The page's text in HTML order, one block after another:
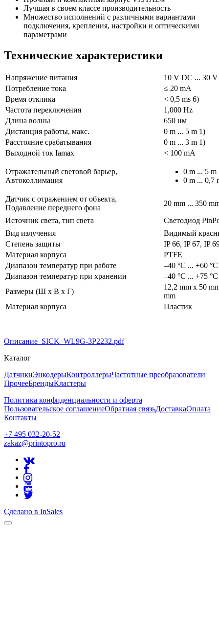
Лучшая в своем классе производительность
Множество исполнений с различными вариантами
подключения, крепления, настройки и оптическими
параметрами
Технические характеристики
Напряжение питания
10 V DC ... 30
Потребление тока
≤ 20 mA
Время отклика
< 0,5 ms 6)
Частота переключения
1,000 Hz
Длина волны
650 нм
Дистанция работы, макс.
0 m ... 5 m 1)
Расстояние срабатывания
0 m ... 3 m 1)
Выходной ток Iamax
< 100 mA
Отражательный световой барьер,
Автоколлимация
0 m ... 5 m
0 m ... 0,7
Датчик с отражением от объекта,
Подавление переднего фона
20 mm ... 350
Источник света, тип света
Светодиод
Вид излучения
Видимый
Степень защиты
IP 66, IP 67, IP
Материал корпуса
PTFE
Диапазон температур при работе
–40 °C ... +60 °C
Диапазон температур при хранении
–40 °C ... +75 °C
Размеры (Ш x В x Г)
12,2 mm x 50
mm
Материал корпуса
Пластик
Описание_SICK_WL9G-3P2232.pdf
Каталог
ДатчикиЭнкодерыКонтроллерыЧастотные преобразователи
ПрочееБрендыКластеры
Политика конфиденциальности и оферта
Пользовательское соглашениеОбратная связьДоставкаОплата
Контакты
+7 495 032-20-52
zakaz@printopro.ru
Сделано в InSales